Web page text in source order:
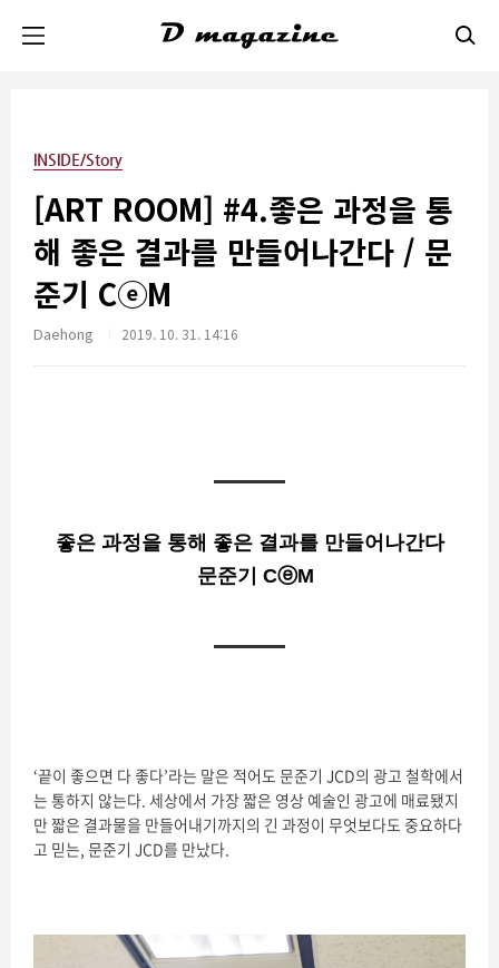
INSIDE/Story
[ART ROOM] #4.좋은 과정을 통
해 좋은 결과를 만들어나간다 / 문
준기 CⓔM
Daehong 2019. 10. 31. 14:16
좋은 과정을 통해 좋은 결과를 만들어나간다
문준기 CⓔM
‘끝이 좋으면 다 좋다’라는 말은 적어도 문준기 JCD의 광고 철학에서
는 통하지 않는다. 세상에서 가장 짧은 영상 예술인 광고에 매료됐지
만 짧은 결과물을 만들어내기까지의 긴 과정이 무엇보다도 중요하다
고 믿는, 문준기 JCD를 만났다.